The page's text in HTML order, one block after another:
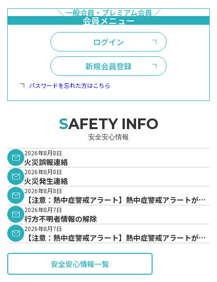
ログイン
新規会員登録
パスワードを忘れた方はこちら
SAFETY INFO
安全安心情報
2026年8月8日
火災誤報連絡
2026年8月8日
火災発生連絡
2026年8月8日
【注意：熱中症警戒アラート】熱中症警戒アラートが発
表されています。
2026年8月7日
行方不明者情報の解除
2026年8月7日
【注意：熱中症警戒アラート】熱中症警戒アラートが発
安全安心情報一覧